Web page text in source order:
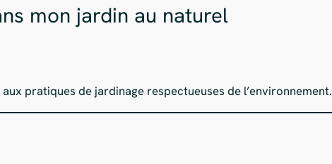
mon jardin au naturel
pratiques de jardinage respectueuses de l’environnement.